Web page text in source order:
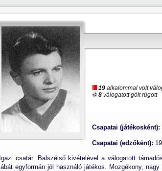
19 alkalommal volt
8 válogatott gólt rúgott
Csapatai (játékosként):
Csapatai (edzőként):
Igazi csatár. Balszélső kivételével a válogatott
lábát egyformán jól használó játékos. Mozgékony,